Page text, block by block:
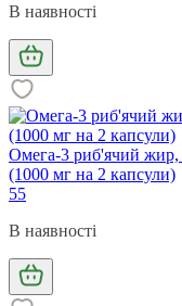
В наявності
Омега-3 риб'ячий жир,
(1000 мг на 2 капсули)
55
В наявності